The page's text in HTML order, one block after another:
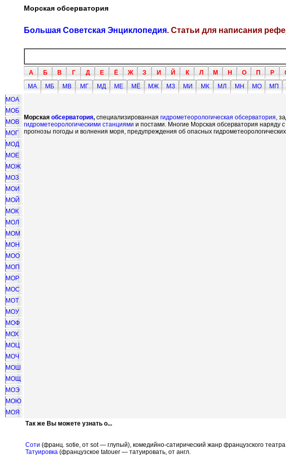
Морская обсерватория
Большая Советская Энциклопедия. Статьи для написания
А Б В Г Д Е Ё Ж З И Й К Л М Н О П Р
МА
МБ МВ МГ МД МЕ МЁ МЖ МЗ МИ МК МЛ МН МО МП
МОА
МОБ
МОВ
МОГ
МОД
МОЕ
МОЖ
МОЗ
МОИ
МОЙ
МОК
МОЛ
МОМ
МОН
МОО
МОП
МОР
МОС
МОТ
МОУ
МОФ
МОХ
МОЦ
МОЧ
МОШ
МОЩ
МОЭ
МОЮ
МОЯ
Морская обсерватория, специализированная гидрометеорологическая обсерватория,
гидрометеорологическими станциями и постами. Многие Морская обсерватория наряду
прогнозы погоды и волнения моря, предупреждения об опасных
Так же Вы можете узнать о...
Соти (франц. sotie, от sot — глупый), комедийно-сатирический жанр французского
Татуировка (французское tatouer — татуировать, от англ.